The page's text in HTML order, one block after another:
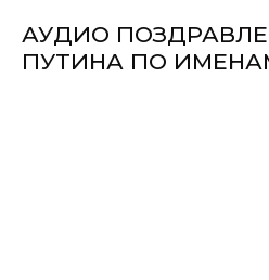
АУДИО
ПУТИНА ПО